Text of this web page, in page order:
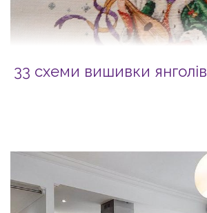
33 схеми вишивки янголів